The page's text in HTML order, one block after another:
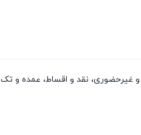
از چین و دوبی، به صورت حضوری و غیرحضوری، نقد